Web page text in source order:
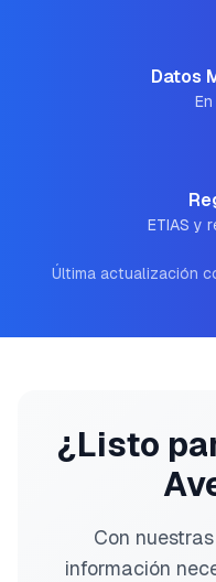
Datos
ETIAS y
Última actualización
¿Listo
Con
información